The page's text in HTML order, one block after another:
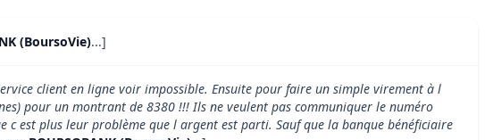
(BoursoVie)...]
client en ligne voir impossible. Ensuite pour faire un simple virement à l
pour un montrant de 8380 !!! Ils ne veulent pas communiquer le numéro
c est plus leur problème que l argent est parti. Sauf que la banque bénéficiaire